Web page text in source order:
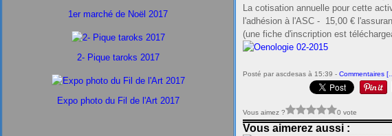
1er marché de Noël 2017
2- Pique taroks 2017
Expo photo du Fil de l'Art 2017
La cotisation annuelle pour cette
l'adhésion à l'ASC - 15,00 €
(une fiche d'inscription est
Posté par ascdesas à 15:39 - Commentaires [
Vous aimez ? 0 vote
Vous aimerez aussi :